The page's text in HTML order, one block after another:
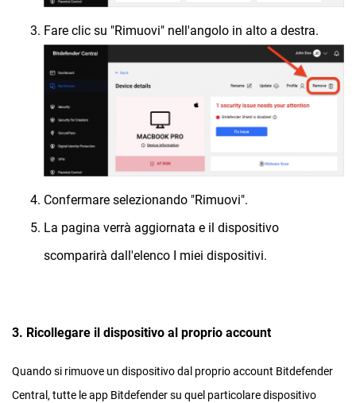
Fare clic su "Rimuovi" nell'angolo in alto a destra.
Confermare selezionando "Rimuovi".
La pagina verrà aggiornata e il dispositivo
scomparirà dall'elenco I miei dispositivi.
3. Ricollegare il dispositivo al proprio account
Quando si rimuove un dispositivo dal proprio account Bitdefender
Central, tutte le app Bitdefender su quel particolare dispositivo